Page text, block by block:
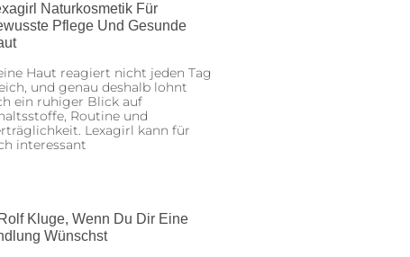
Naturkosmetik Für
Pflege Und Gesunde
Haut reagiert nicht jeden Tag
und genau deshalb lohnt
ein ruhiger Blick auf
Routine und
Lexagirl kann für
interessant
Kluge, Wenn Du Dir Eine
Wünschst